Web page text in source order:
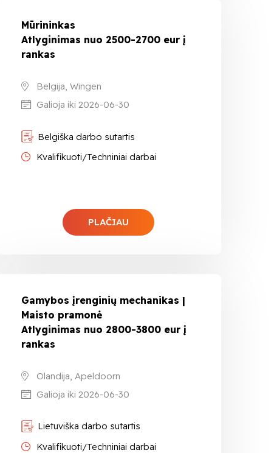
Mūrininkas
Atlyginimas nuo 2500-2700 eur į
rankas
Belgija, Wingen
Galioja iki 2026-06-30
Belgiška darbo sutartis
Kvalifikuoti/Techniniai darbai
PLAČIAU
Gamybos įrenginių mechanikas |
Maisto pramonė
Atlyginimas nuo 2800-3800 eur į
rankas
Olandija, Apeldoorn
Galioja iki 2026-06-30
Lietuviška darbo sutartis
Kvalifikuoti/Techniniai darbai